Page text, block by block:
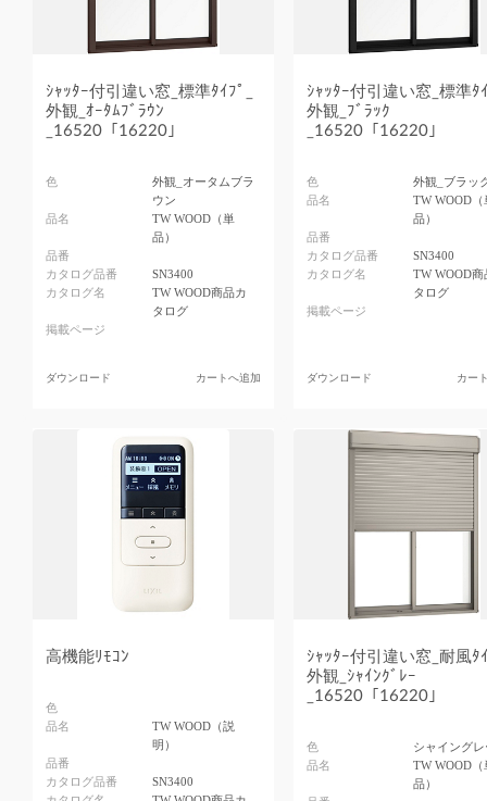
ｼｬｯﾀｰ付引違い窓_標準ﾀｲﾌﾟ_
外観_ｵｰﾀﾑﾌﾞﾗｳﾝ
_16520「16220」
色
外観_オータムブラ
ウン
品名
TW WOOD（単
品）
品番
カタログ品番
SN3400
カタログ名
TW WOOD商品カ
タログ
掲載ページ
ダウンロード カートへ追加
ｼｬｯﾀｰ付引違い窓_標準ﾀ
外観_ﾌﾞﾗｯｸ
_16520「16220」
色
外観_ブラッ
品名
TW WOOD（
品）
品番
カタログ品番
SN3400
カタログ名
TW WOOD商
タログ
掲載ページ
ダウンロード カー
高機能ﾘﾓｺﾝ
色
品名
TW WOOD（説
明）
品番
カタログ品番
SN3400
ｼｬｯﾀｰ付引違い窓_耐風ﾀ
外観_ｼｬｲﾝｸﾞﾚｰ
_16520「16220」
色
シャイング
品名
TW WOOD（
品）